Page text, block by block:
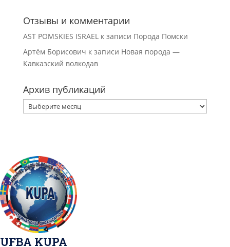
Отзывы и комментарии
AST POMSKIES ISRAELк записи Порода Помски
Артём Борисович к записи Новая порода —
Кавказский волкодав
Архив публикаций
Архив
публикаций
UFBA KUPA